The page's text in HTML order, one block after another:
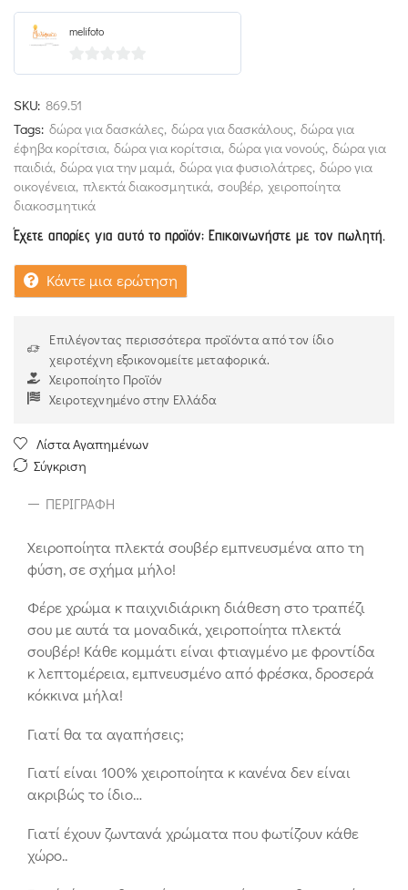
melifoto
0
SKU: 869.51
Tags: δώρα για δασκάλες, δώρα για δασκάλους, δώρα για
έφηβα κορίτσια, δώρα για κορίτσια, δώρα για νονούς, δώρα για
παιδιά, δώρα για την μαμά, δώρα για φυσιολάτρες, δώρο για
οικογένεια, πλεκτά διακοσμητικά, σουβέρ, χειροποίητα
διακοσμητικά
Έχετε απορίες για αυτό το προϊόν; Επικοινωνήστε με τον πωλητή.
Κάντε μια ερώτηση
Επιλέγοντας περισσότερα προϊόντα από τον ίδιο
χειροτέχνη εξοικονομείτε μεταφορικά.
Χειροποίητο Προϊόν
Χειροτεχνημένο στην Ελλάδα
Λίστα Αγαπημένων
Σύγκριση
ΠΕΡΙΓΡΑΦΉ
Χειροποίητα πλεκτά σουβέρ εμπνευσμένα απο τη
φύση, σε σχήμα μήλο!
Φέρε χρώμα κ παιχνιδιάρικη διάθεση στο τραπέζι
σου με αυτά τα μοναδικά, χειροποίητα πλεκτά
σουβέρ! Κάθε κομμάτι είναι φτιαγμένο με φροντίδα
κ λεπτομέρεια, εμπνευσμένο από φρέσκα, δροσερά
κόκκινα μήλα!
Γιατί θα τα αγαπήσεις;
Γιατί είναι 100% χειροποίητα κ κανένα δεν είναι
ακριβώς το ίδιο…
Γιατί έχουν ζωντανά χρώματα που φωτίζουν κάθε
χώρο..